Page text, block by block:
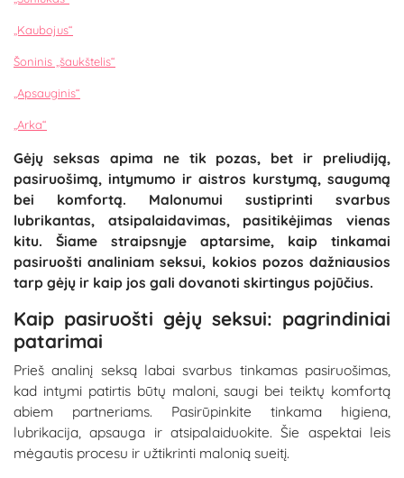
„Kaubojus“
Šoninis „šaukštelis“
„Apsauginis“
„Arka“
Gėjų seksas apima ne tik pozas, bet ir preliudiją,
pasiruošimą, intymumo ir aistros kurstymą, saugumą
bei komfortą. Malonumui sustiprinti svarbus
lubrikantas, atsipalaidavimas, pasitikėjimas vienas
kitu. Šiame straipsnyje aptarsime, kaip tinkamai
pasiruošti analiniam seksui, kokios pozos dažniausios
tarp gėjų ir kaip jos gali dovanoti skirtingus pojūčius.
Kaip pasiruošti gėjų seksui: pagrindiniai
patarimai
Prieš analinį seksą labai svarbus tinkamas pasiruošimas,
kad intymi patirtis būtų maloni, saugi bei teiktų komfortą
abiem partneriams. Pasirūpinkite tinkama higiena,
lubrikacija, apsauga ir atsipalaiduokite. Šie aspektai leis
mėgautis procesu ir užtikrinti malonią sueitį.